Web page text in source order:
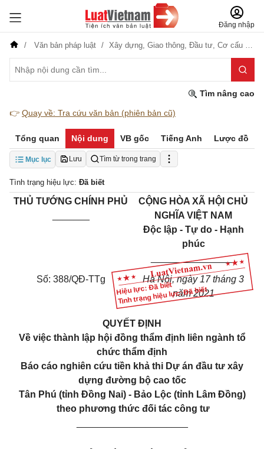
Đăng nhập
Văn bản pháp luật Xây dựng, Giao thông, Đầu tư, Cơ cấu tổ chức
Tìm nâng cao
👉 Quay về: Tra cứu văn bản (phiên bản cũ)
Tổng quan Nội dung VB gốc Tiếng Anh Lược đồ
Mục lục Lưu Tìm từ trong trang
Tình trạng hiệu lực: Đã biết
Hiệu lực: Đã biết
Tình trạng hiệu lực: Đã biết
THỦ TƯỚNG CHÍNH PHỦ
CỘNG HÒA XÃ HỘI CHỦ
NGHĨA VIỆT NAM
Độc lập - Tự do - Hạnh
phúc
________________
Số: 388/QĐ-TTg
Hà Nội, ngày 17 tháng 3
năm 2021
QUYẾT ĐỊNH
Về việc thành lập hội đồng thẩm định liên ngành tổ
chức thẩm định
Báo cáo nghiên cứu tiền khả thi Dự án đầu tư xây
dựng đường bộ cao tốc
Tân Phú (tỉnh Đồng Nai) - Bảo Lộc (tỉnh Lâm Đồng)
theo phương thức đối tác công tư